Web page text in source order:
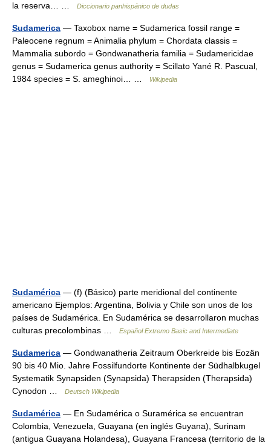
la reserva… …
Diccionario panhispánico de dudas
Sudamerica — Taxobox name = Sudamerica fossil range =
Paleocene regnum = Animalia phylum = Chordata classis =
Mammalia subordo = Gondwanatheria familia = Sudamericidae
genus = Sudamerica genus authority = Scillato Yané R. Pascual,
1984 species = S. ameghinoi… …
Wikipedia
Sudamérica — (f) (Básico) parte meridional del continente
americano Ejemplos: Argentina, Bolivia y Chile son unos de los
países de Sudamérica. En Sudamérica se desarrollaron muchas
culturas precolombinas …
Español Extremo Basic and Intermediate
Sudamerica — Gondwanatheria Zeitraum Oberkreide bis Eozän
90 bis 40 Mio. Jahre Fossilfundorte Kontinente der Südhalbkugel
Systematik Synapsiden (Synapsida) Therapsiden (Therapsida)
Cynodon …
Deutsch Wikipedia
Sudamérica — En Sudamérica o Suramérica se encuentran
Colombia, Venezuela, Guayana (en inglés Guyana), Surinam
(antigua Guayana Holandesa), Guayana Francesa (territorio de la